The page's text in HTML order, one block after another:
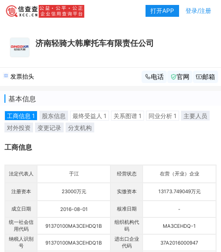
打开APP 登录/注册
济南轻骑大韩摩托车有限责任公司
发票抬头 电话 官网 邮箱
基本信息
工商信息 1 股东信息 最终受益人 1 关系图谱 1 同业分析 1
主要人员
对外投资
变更记录 分支机构
工商信息
法定代表人 于江 经营状态 在营（开业）企业
注册资本 23000万元 实缴资本 13173.749049万元
成立日期 2016-08-01 核准日期 -
统一社会信
用代码
91370100MA3CEHDQ1B
组织机构代
码
MA3CEHDQ-1
纳税人识别
号
91370100MA3CEHDQ1B
进出口企业
代码
37A2016000947